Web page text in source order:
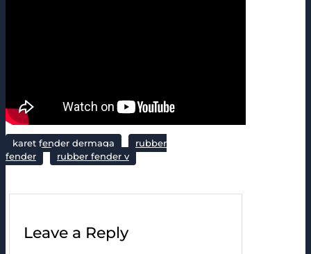
karet fender dermaga
rubber
fender
rubber fender v
Leave a Reply